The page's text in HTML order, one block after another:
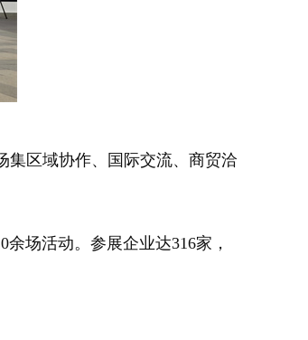
区域协作、国际交流、商贸洽
场活动。参展企业达316家，